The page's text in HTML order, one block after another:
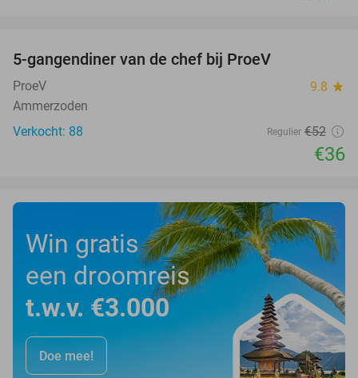
5-gangendiner van de chef bij ProeV
ProeV 9.8 star
Ammerzoden
Verkocht: 88
Regulier €52
€36
Win gratis
een droomreis
t.w.v. €3.000
Doe mee!